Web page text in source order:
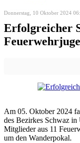
Donnerstag, 10 Oktober 2024
Erfolgreicher
Am 05. Oktober 2024
des Bezirkes Schwaz in
Mitglieder aus 11
um den Wanderpokal.